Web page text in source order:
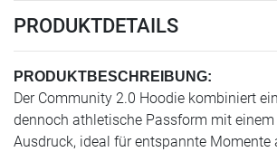
PRODUKTDETAILS
PRODUKTBESCHREIBUNG:
Der Community 2.0 Hoodie kombiniert
dennoch athletische Passform mit
Ausdruck, ideal für entspannte Momente